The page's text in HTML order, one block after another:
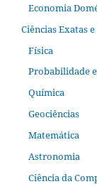
Economia
Ciências Exatas
Física
Probabilidade
Química
Geociências
Matemática
Astronomia
Ciência da